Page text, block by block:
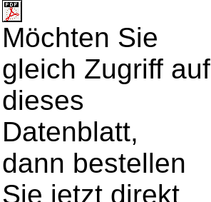
Möchten Sie
gleich Zugriff auf
dieses
Datenblatt,
dann bestellen
Sie jetzt direkt